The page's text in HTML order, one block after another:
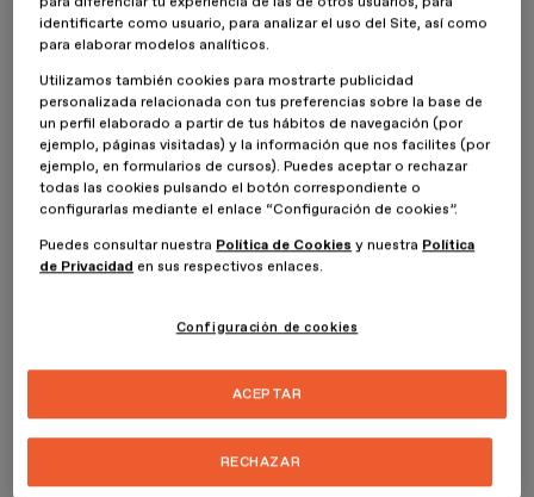
Fashion Films: las mejores que
puedes ver en 2022
Las mejores Fashion Films, es decir, las mejores películas sobre
moda, que puedes ver en 2022 son las siguientes:
1 -Signé Chanel
Se trata de una película documental de 2005 sobre cómo se crea
una colección de alta costura. También de todo lo que pasa
moda, y que el público en general no ve ni conoce. Es uno de los
Muestra todos los aspectos de la creación y la fabricación de las
prendas que componen una colección, desde su proceso de
diseño. Además, también permite comprender cómo trabajaba el
modisto Karl Lagerfeld. Signé Chanel repasa su ética a la hora de
trabajar y cómo se relacionaba con sus asistentes, además de
identificarte como usuario, para analizar el uso del Site, así como
para elaborar modelos analíticos.
Utilizamos también cookies para mostrarte publicidad
personalizada relacionada con tus preferencias sobre la base de
un perfil elaborado a partir de tus hábitos de navegación (por
ejemplo, páginas visitadas) y la información que nos facilites (por
ejemplo, en formularios de cursos). Puedes aceptar o rechazar
todas las cookies pulsando el botón correspondiente o
configurarlas mediante el enlace “Configuración de cookies”.
Puedes consultar nuestra Política de Cookies y nuestra Política
de Privacidad en sus respectivos enlaces.
Configuración de cookies
RECHAZAR
ACEPTAR